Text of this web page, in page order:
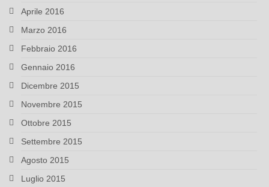
Aprile 2016
Marzo 2016
Febbraio 2016
Gennaio 2016
Dicembre 2015
Novembre 2015
Ottobre 2015
Settembre 2015
Agosto 2015
Luglio 2015